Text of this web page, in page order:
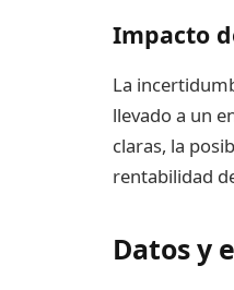
Impacto
La
llevado a un
claras, la
rentabilidad
Datos y